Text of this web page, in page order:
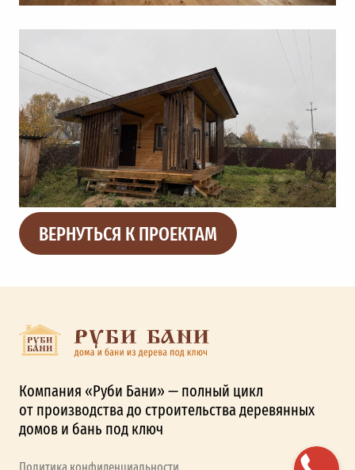
ВЕРНУТЬСЯ К ПРОЕКТАМ
Компания «Руби Бани» — полный цикл
от производства до строительства деревянных
домов и бань под ключ